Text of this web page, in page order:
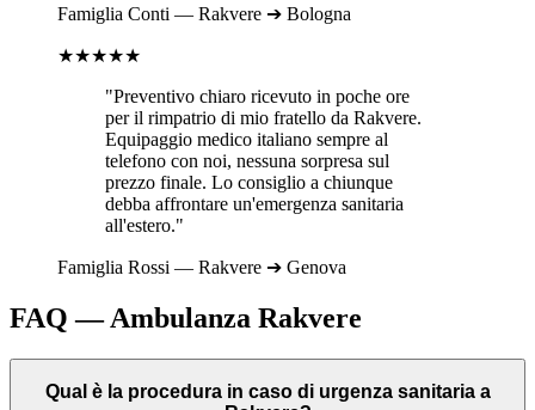
Famiglia Conti — Rakvere ➔ Bologna
★★★★★
"Preventivo chiaro ricevuto in poche ore
per il rimpatrio di mio fratello da Rakvere.
Equipaggio medico italiano sempre al
telefono con noi, nessuna sorpresa sul
prezzo finale. Lo consiglio a chiunque
debba affrontare un'emergenza sanitaria
all'estero."
Famiglia Rossi — Rakvere ➔ Genova
FAQ — Ambulanza Rakvere
Qual è la procedura in caso di urgenza sanitaria a